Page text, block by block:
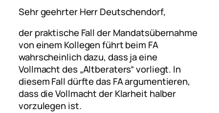
Sehr geehrter Herr Deutschendorf,
der praktische Fall der Mandatsübernahme
von einem Kollegen führt beim FA
wahrscheinlich dazu, dass ja eine
Vollmacht des „Altberaters“ vorliegt. In
diesem Fall dürfte das FA argumentieren,
dass die Vollmacht der Klarheit halber
vorzulegen ist.